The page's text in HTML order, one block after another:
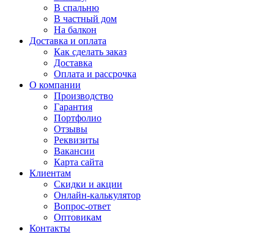
В спальню
В частный дом
На балкон
Доставка и оплата
Как сделать заказ
Доставка
Оплата и рассрочка
О компании
Производство
Гарантия
Портфолио
Отзывы
Реквизиты
Вакансии
Карта сайта
Клиентам
Скидки и акции
Онлайн-калькулятор
Вопрос-ответ
Оптовикам
Контакты